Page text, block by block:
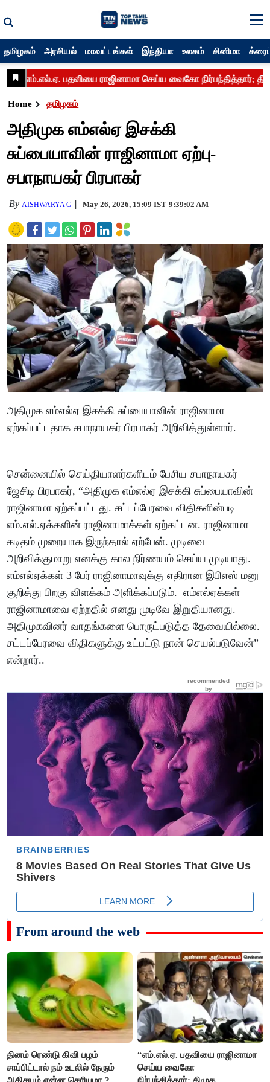
தமிழகம் அரசியல் மாவட்டங்கள் இந்தியா உலகம் சினிமா
Home தமிழகம்
அதிமுக எம்எல்ஏ இசக்கி
சுப்பையாவின் ராஜினாமா ஏற்பு-
சபாநாயகர் பிரபாகர்
By AISHWARYA G May 26, 2026, 15:09 IST 9:39:02 AM
அதிமுக எம்எல்ஏ இசக்கி சுப்பையாவின் ராஜினாமா
ஏற்கப்பட்டதாக சபாநாயகர் பிரபாகர் அறிவித்துள்ளார்.
சென்னையில் செய்தியாளர்களிடம் பேசிய சபாநாயகர்
ஜேசிடி பிரபாகர், “அதிமுக எம்எல்ஏ இசக்கி சுப்பையாவின்
ராஜினாமா ஏற்கப்பட்டது. சட்டப்பேரவை விதிகளின்படி
எம்.எல்.ஏக்களின் ராஜினாமாக்கள் ஏற்கட்டன. ராஜினாமா
கடிதம் முறையாக இருந்தால் ஏற்பேன். முடிவை
அறிவிக்குமாறு எனக்கு கால நிர்ணயம் செய்ய முடியாது.
எம்எல்ஏக்கள் 3 பேர் ராஜினாமாவுக்கு எதிரான இபிஎஸ் மனு
குறித்து பிறகு விளக்கம் அளிக்கப்படும். எம்எல்ஏக்கள்
ராஜினாமாவை ஏற்றதில் எனது முடிவே இறுதியானது.
அதிமுகவினர் வாதங்களை பொருட்படுத்த தேவையில்லை.
சட்டப்பேரவை விதிகளுக்கு உட்பட்டு நான் செயல்படுவேன்”
என்றார்..
From around the web
தினம் ரெண்டு கிவி பழம்
சாப்பிட்டால் நம் உடலில் நேரும்
“எம்.எல்.ஏ. பதவியை ராஜினாமா
செய்ய வைகோ